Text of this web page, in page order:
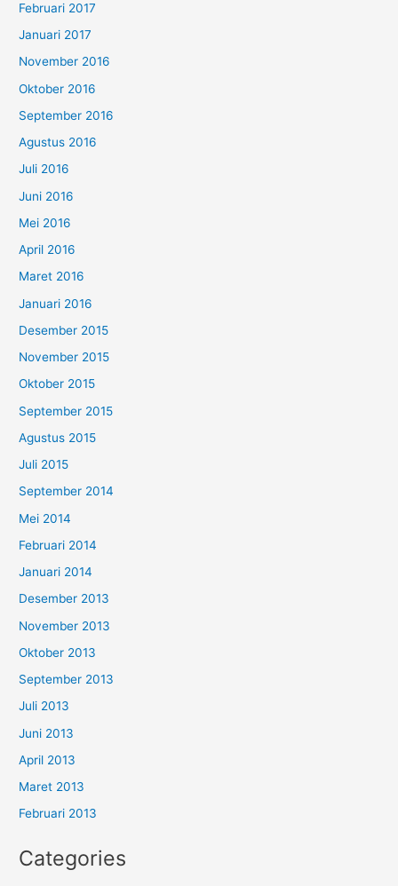
Februari 2017
Januari 2017
November 2016
Oktober 2016
September 2016
Agustus 2016
Juli 2016
Juni 2016
Mei 2016
April 2016
Maret 2016
Januari 2016
Desember 2015
November 2015
Oktober 2015
September 2015
Agustus 2015
Juli 2015
September 2014
Mei 2014
Februari 2014
Januari 2014
Desember 2013
November 2013
Oktober 2013
September 2013
Juli 2013
Juni 2013
April 2013
Maret 2013
Februari 2013
Categories